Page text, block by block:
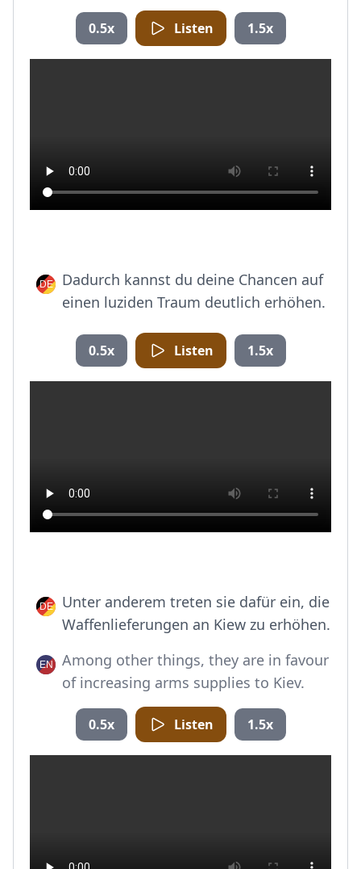
0.5x Listen 1.5x
Dadurch kannst du deine Chancen auf
einen luziden Traum deutlich erhöhen.
0.5x Listen 1.5x
Unter anderem treten sie dafür ein, die
Waffenlieferungen an Kiew zu erhöhen.
Among other things, they are in favour
of increasing arms supplies to Kiev.
0.5x Listen 1.5x